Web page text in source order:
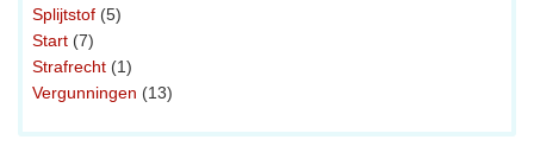
Splijtstof (5)
Start (7)
Strafrecht (1)
Vergunningen (13)